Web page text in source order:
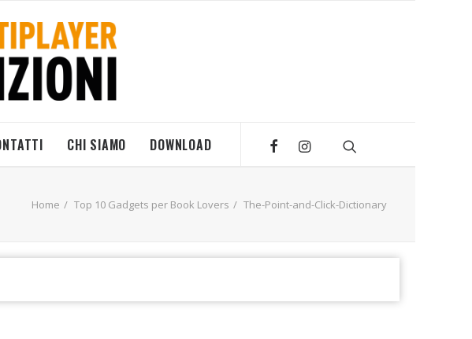
CHI SIAMO DOWNLOAD
Home Top 10 Gadgets per Book Lovers The-Point-and-Click-Dictionary